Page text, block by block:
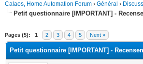
Calaos, Home Automation Forum › Général ›
Petit questionnaire [IMPORTANT] -
Pages (5): 1 2 3 4 5 Next »
Petit questionnaire [IMPORTANT] -